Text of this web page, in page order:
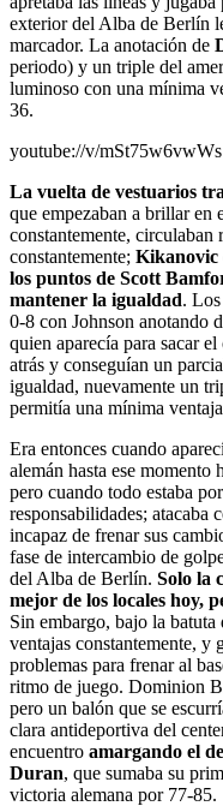
exterior del Alba de Berlín
marcador. La anotación de
periodo) y un triple del
luminoso con una mínima
36.
youtube://v/mSt75w6vwWs
La vuelta de vestuarios
que empezaban a brillar
constantemente,
constantemente; Kikanovic
los puntos de Scott
mantener la igualdad.
0-8 con Johnson anotando
quien aparecía para sacar
atrás y conseguían un
igualdad, nuevamente un
permitía una mínima
Era entonces cuando
alemán hasta ese momento
pero cuando todo estaba
responsabilidades; atacaba
incapaz de frenar sus
fase de intercambio de
del Alba de Berlín. Solo la
mejor de los locales hoy,
Sin embargo, bajo la batuta
ventajas constantemente, y
problemas para frenar al
ritmo de juego. Dominion
pero un balón que se
clara antideportiva del
encuentro amargando el
Duran, que sumaba su
victoria alemana por 77-85.